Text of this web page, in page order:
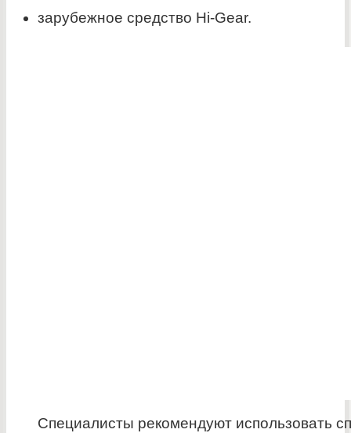
зарубежное средство Hi-Gear.
Специалисты рекомендуют использовать